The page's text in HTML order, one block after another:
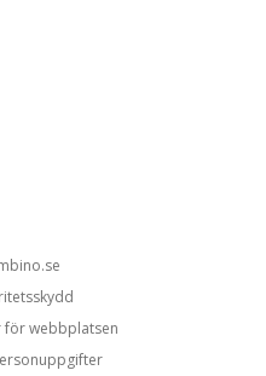
för webbplatsen